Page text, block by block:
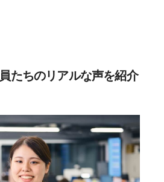
たちのリアルな声を紹介